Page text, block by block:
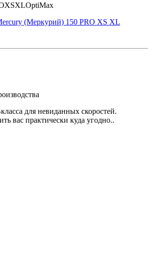
(Меркурий) 150 PRO XS XL
для невиданных скоростей.
вас практически куда угодно..